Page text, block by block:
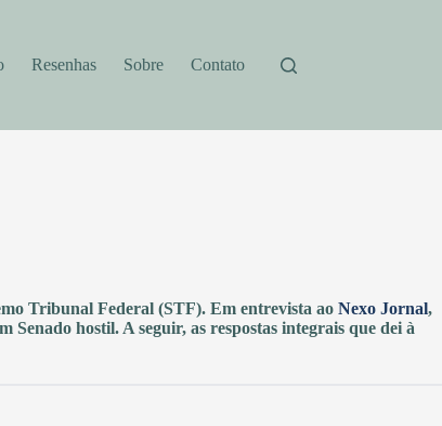
Resenhas Sobre Contato
Tribunal Federal (STF). Em entrevista ao Nexo Jornal,
Senado hostil. A seguir, as respostas integrais que dei à